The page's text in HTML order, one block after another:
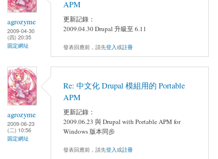
agrozyme
2009-04-30
(四) 20:35
固定網址
APM
更新記錄：
2009.04.30 Drupal 升級至 6.11
發表回應前，請先登入或註冊
agrozyme
2009-06-23
(二) 10:56
固定網址
Re: 中文化 Drupal 模組用的 Portable
APM
更新記錄：
2009.06.23 與 Drupal with Portable APM for
Windows 版本同步
發表回應前，請先登入或註冊